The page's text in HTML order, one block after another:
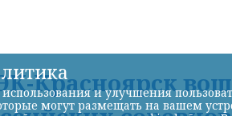
Красноярск
и улучшения
могут размещать на вашем